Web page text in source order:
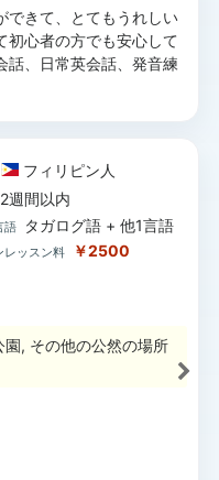
できて、とてもうれしい
初心者の方でも安心して
話、日常英会話、発音練
フィリピン 人
2週間以内
語 タガログ語 + 他1言語
レッスン料 ￥2500
, その他の公然の場所